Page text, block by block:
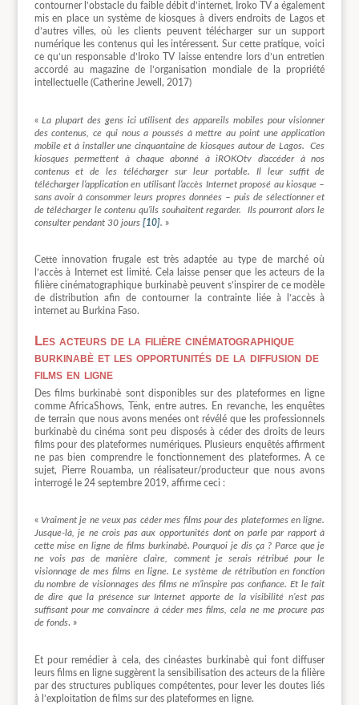
contourner l’obstacle du faible débit d’internet, Iroko TV a également
mis en place un système de kiosques à divers endroits de Lagos et
d’autres villes, où les clients peuvent télécharger sur un support
numérique les contenus qui les intéressent. Sur cette pratique, voici
ce qu’un responsable d’Iroko TV laisse entendre lors d’un entretien
accordé au magazine de l’organisation mondiale de la propriété
intellectuelle (Catherine Jewell, 2017)
«La plupart des gens ici utilisent des appareils mobiles pour visionner
des contenus, ce qui nous a poussés à mettre au point une application
mobile et à installer une cinquantaine de kiosques autour de Lagos. Ces
kiosques permettent à chaque abonné à iROKOtv d’accéder à nos
contenus et de les télécharger sur leur portable. Il leur suffit de
télécharger l’application en utilisant l’accès Internet proposé au kiosque –
sans avoir à consommer leurs propres données – puis de sélectionner et
de télécharger le contenu qu’ils souhaitent regarder. Ils pourront alors le
consulter pendant 30 jours [10]. »
Cette innovation frugale est très adaptée au type de marché où
l’accès à Internet est limité. Cela laisse penser que les acteurs de la
filière cinématographique burkinabè peuvent s’inspirer de ce modèle
de distribution afin de contourner la contrainte liée à l’accès à
internet au Burkina Faso.
Les acteurs de la filière cinématographique
burkinabè et les opportunités de la diffusion de
films en ligne
Des films burkinabè sont disponibles sur des plateformes en ligne
comme AfricaShows, Tënk, entre autres. En revanche, les enquêtes
de terrain que nous avons menées ont révélé que les professionnels
burkinabè du cinéma sont peu disposés à céder des droits de leurs
films pour des plateformes numériques. Plusieurs enquêtés affirment
ne pas bien comprendre le fonctionnement des plateformes. A ce
sujet, Pierre Rouamba, un réalisateur/producteur que nous avons
interrogé le 24 septembre 2019, affirme ceci :
« Vraiment je ne veux pas céder mes films pour des plateformes en ligne.
Jusque-là, je ne crois pas aux opportunités dont on parle par rapport à
cette mise en ligne de films burkinabè. Pourquoi je dis ça ? Parce que je
ne vois pas de manière claire, comment je serais rétribué pour le
visionnage de mes films en ligne. Le système de rétribution en fonction
du nombre de visionnages des films ne m’inspire pas confiance. Et le fait
de dire que la présence sur Internet apporte de la visibilité n’est pas
suffisant pour me convaincre à céder mes films, cela ne me procure pas
de fonds. »
Et pour remédier à cela, des cinéastes burkinabè qui font diffuser
leurs films en ligne suggèrent la sensibilisation des acteurs de la filière
par des structures publiques compétentes, pour lever les doutes liés
à l’exploitation de films sur des plateformes en ligne.